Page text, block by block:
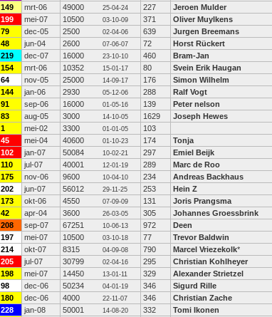
149 mrt-06 49000 25-04-24 227 Jeroen Mulder
199 mei-07 10500 03-10-09 371 Oliver Muylkens
79 dec-05 2500 02-04-06 639 Jurgen Breemans
48 jun-04 2600 07-06-07 72 Horst Rückert
219 dec-07 16000 23-10-10 460 Bram-Jan
154 mrt-06 10352 15-01-17 80 Svein Erik Haugan
64 nov-05 25000 14-09-17 176 Simon Wilhelm
144 jan-06 2930 05-12-06 288 Ralf Vogt
91 sep-06 16000 01-05-16 139 Peter nelson
83 aug-05 3000 14-10-05 1629 Joseph Hewes
1 mei-02 3300 01-01-05 103
45 mei-04 40600 01-10-23 174 Tonja
102 jan-07 50084 10-02-21 297 Emiel Beijk
110 jul-07 40001 12-01-19 289 Marc de Roo
175 nov-06 9600 10-04-10 234 Andreas Backhaus
202 jun-07 56012 29-11-25 253 Hein Z
173 okt-06 4550 07-09-09 131 Joris Prangsma
42 apr-04 3600 26-03-05 305 Johannes Groessbrink
208 sep-07 67251 10-06-13 972 Deen
197 mei-07 10500 03-10-18 77 Trevor Baldwin
214 okt-07 8315 04-09-08 790 Marcel Vriezekolk*
205 jul-07 30799 02-04-16 295 Christian Kohlheyer
198 mei-07 14450 13-01-11 329 Alexander Strietzel
98 dec-06 50234 04-01-19 346 Sigurd Rille
180 dec-06 4000 22-11-07 346 Christian Zache
228 jan-08 50001 14-08-20 332 Tomi Ikonen